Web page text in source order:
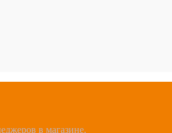
в магазине.